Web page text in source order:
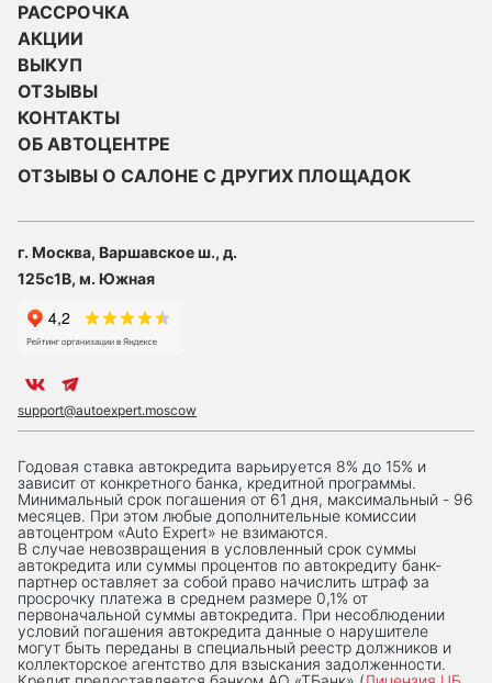
РАССРОЧКА
АКЦИИ
ВЫКУП
ОТЗЫВЫ
КОНТАКТЫ
ОБ АВТОЦЕНТРЕ
ОТЗЫВЫ О САЛОНЕ С ДРУГИХ ПЛОЩАДОК
г. Москва, Варшавское ш., д.
125с1В, м. Южная
support@autoexpert.moscow
Годовая ставка автокредита варьируется 8% до 15% и
зависит от конкретного банка, кредитной программы.
Минимальный срок погашения от 61 дня, максимальный - 96
месяцев. При этом любые дополнительные комиссии
автоцентром «Auto Expert» не взимаются.
В случае невозвращения в условленный срок суммы
автокредита или суммы процентов по автокредиту банк-
партнер оставляет за собой право начислить штраф за
просрочку платежа в среднем размере 0,1% от
первоначальной суммы автокредита. При несоблюдении
условий погашения автокредита данные о нарушителе
могут быть переданы в специальный реестр должников и
коллекторское агентство для взыскания задолженности.